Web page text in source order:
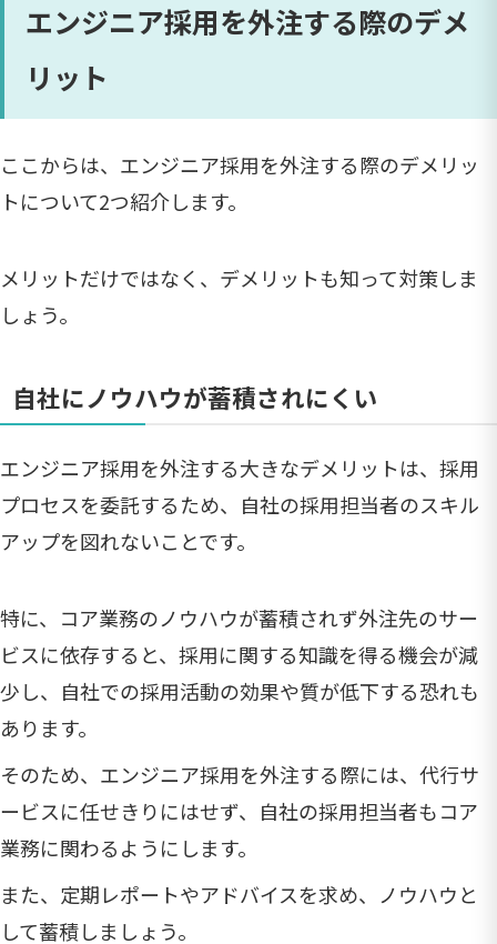
エンジニア採用を外注する際のデメ
リット
ここからは、エンジニア採用を外注する際のデメリッ
トについて2つ紹介します。
メリットだけではなく、デメリットも知って対策しま
しょう。
自社にノウハウが蓄積されにくい
エンジニア採用を外注する大きなデメリットは、採用
プロセスを委託するため、自社の採用担当者のスキル
アップを図れないことです。
特に、コア業務のノウハウが蓄積されず外注先のサー
ビスに依存すると、採用に関する知識を得る機会が減
少し、自社での採用活動の効果や質が低下する恐れも
あります。
そのため、エンジニア採用を外注する際には、代行サ
ービスに任せきりにはせず、自社の採用担当者もコア
業務に関わるようにします。
また、定期レポートやアドバイスを求め、ノウハウと
して蓄積しましょう。